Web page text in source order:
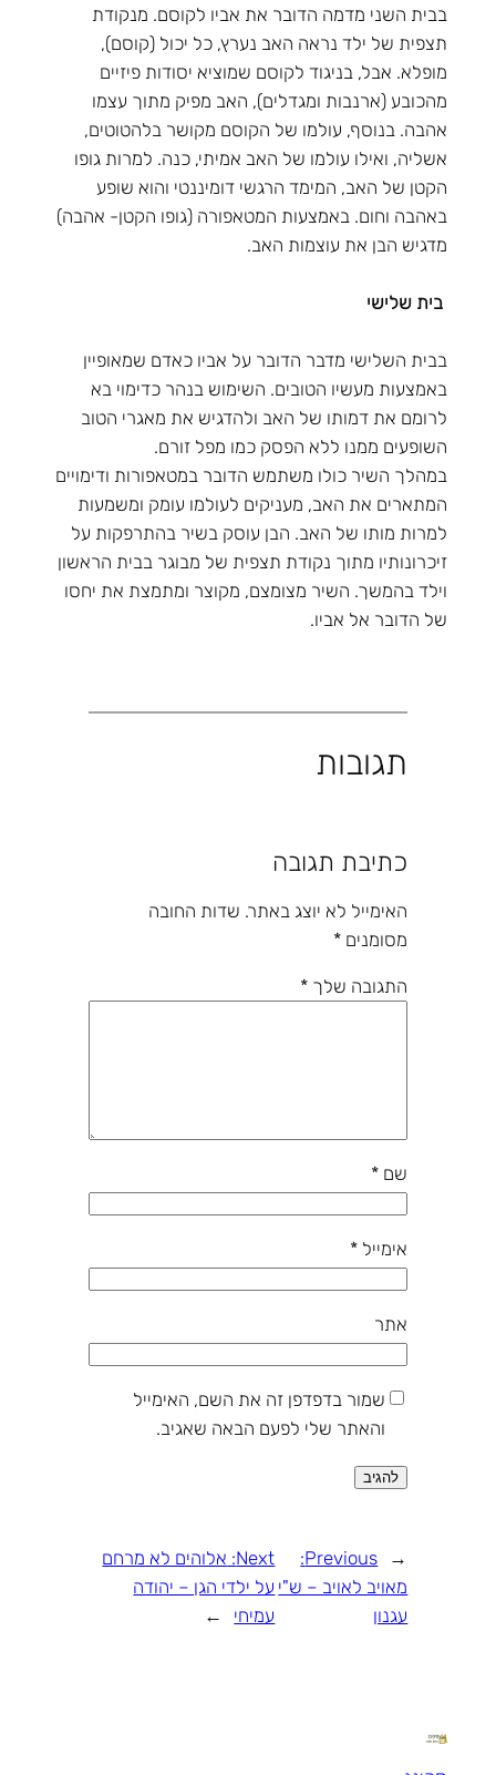
בבית השני מדמה הדובר את אביו לקוסם. מנקודת
תצפית של ילד נראה האב נערץ, כל יכול (קוסם),
מופלא. אבל, בניגוד לקוסם שמוציא יסודות פיזיים
מהכובע (ארנבות ומגדלים), האב מפיק מתוך עצמו
אהבה. בנוסף, עולמו של הקוסם מקושר בלהטוטים,
אשליה, ואילו עולמו של האב אמיתי, כנה. למרות גופו
הקטן של האב, המימד הרגשי דומיננטי והוא שופע
באהבה וחום. באמצעות המטאפורה (גופו הקטן- אהבה)
מדגיש הבן את עוצמות האב.
בית שלישי
בבית השלישי מדבר הדובר על אביו כאדם שמאופיין
באמצעות מעשיו הטובים. השימוש בנהר כדימוי בא
לרומם את דמותו של האב ולהדגיש את מאגרי הטוב
השופעים ממנו ללא הפסק כמו מפל זורם.
במהלך השיר כולו משתמש הדובר במטאפורות ודימויים
המתארים את האב, מעניקים לעולמו עומק ומשמעות
למרות מותו של האב. הבן עוסק בשיר בהתרפקות על
זיכרונותיו מתוך נקודת תצפית של מבוגר בבית הראשון
וילד בהמשך. השיר מצומצם, מקוצר ומתמצת את יחסו
של הדובר אל אביו.
תגובות
כתיבת תגובה
האימייל לא יוצג באתר. שדות החובה
מסומנים *
התגובה שלך *
שם *
אימייל *
אתר
שמור בדפדפן זה את השם, האימייל
והאתר שלי לפעם הבאה שאגיב.
←
Previous:
מאויב לאויב – ש"י
עגנון
Next: אלוהים לא מרחם
על ילדי הגן – יהודה
עמיחי
→